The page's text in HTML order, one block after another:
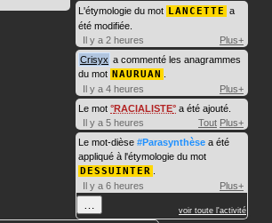
L'étymologie du mot LANCETTE a
été modifiée.
Il y a 2 heures
Plus+
Crisyx a commenté les anagrammes
du mot NAURUAN
Il y a 4 heures
Plus+
Le mot RACIALISTE a été ajouté.
Il y a 5 heures
Tout Plus+
Le mot-dièse #Parasynthèse a été
appliqué à l'étymologie du mot
DESSUINTER
Il y a 6 heures
Plus+
voir toute l'activité